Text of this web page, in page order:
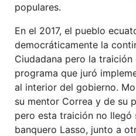
populares.
En el 2017, el pueblo
democráticamente la
Ciudadana pero la traición
programa que juró
al interior del gobierno.
su mentor Correa y de su
pero esta traición no llegó
banquero Lasso, junto a